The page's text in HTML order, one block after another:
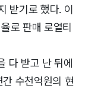
받기로 했다. 이
로 판매 로열티
다 받고 난 뒤에
수천억원의 현